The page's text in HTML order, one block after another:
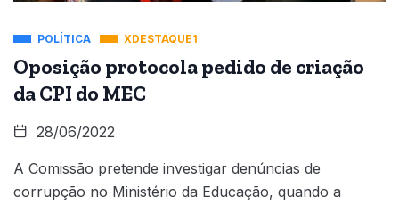
POLÍTICA XDESTAQUE1
Oposição protocola pedido de criação
da CPI do MEC
28/06/2022
A Comissão pretende investigar denúncias de
corrupção no Ministério da Educação, quando a